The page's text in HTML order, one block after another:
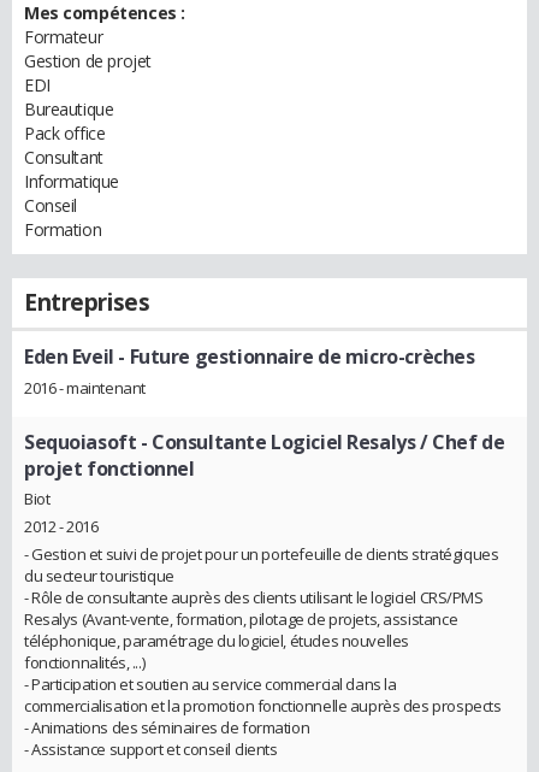
Mes compétences :
Formateur
Gestion de projet
EDI
Bureautique
Pack office
Consultant
Informatique
Conseil
Formation
Entreprises
Eden Eveil - Future gestionnaire de micro-crèches
2016 - maintenant
Sequoiasoft - Consultante Logiciel Resalys / Chef de
projet fonctionnel
Biot
2012 - 2016
- Gestion et suivi de projet pour un portefeuille de clients stratégiques
du secteur touristique
- Rôle de consultante auprès des clients utilisant le logiciel CRS/PMS
Resalys (Avant-vente, formation, pilotage de projets, assistance
téléphonique, paramétrage du logiciel, études nouvelles
fonctionnalités, ...)
- Participation et soutien au service commercial dans la
commercialisation et la promotion fonctionnelle auprès des prospects
- Animations des séminaires de formation
- Assistance support et conseil clients